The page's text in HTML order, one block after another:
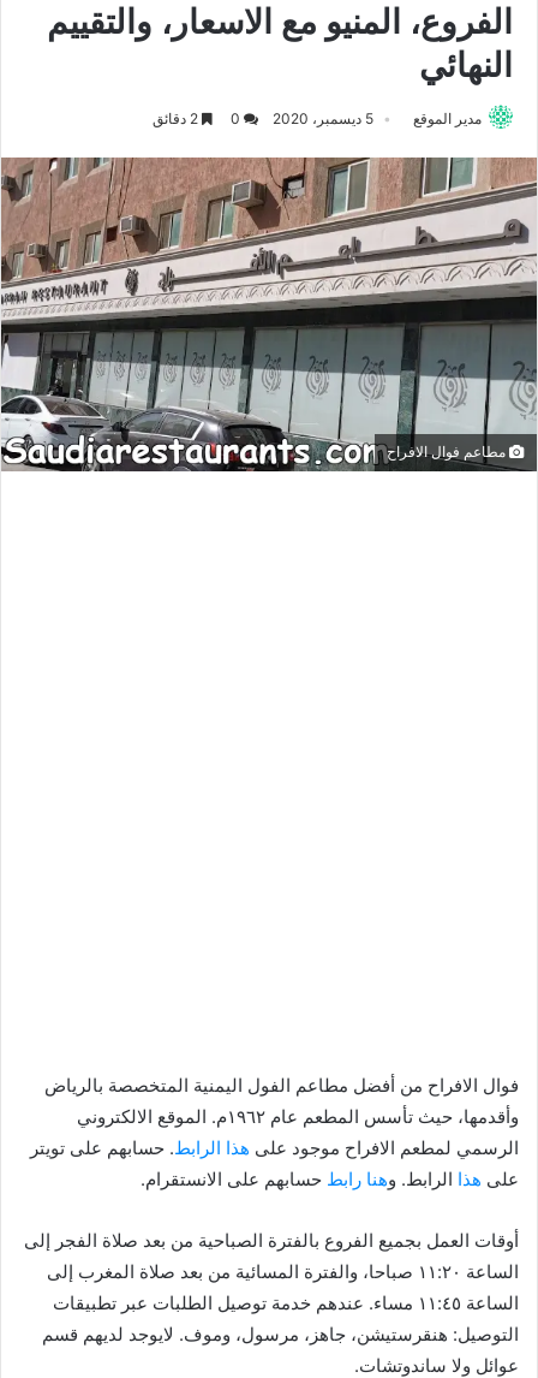
الفروع، المنيو مع الاسعار، والتقييم
النهائي
مدير الموقع 5 ديسمبر، 2020
مطاعم فوال الافراح
فوال الافراح من أفضل مطاعم الفول اليمنية المتخصصة بالرياض
وأقدمها، حيث تأسس المطعم عام ١٩٦٢م. الموقع الالكتروني
الرسمي لمطعم الافراح موجود على هذا الرابط. حسابهم على تويتر
على هذا الرابط. وهنا رابط حسابهم على الانستقرام.
أوقات العمل بجميع الفروع بالفترة الصباحية من بعد صلاة الفجر إلى
الساعة ١١:٢٠ صباحا، والفترة المسائية من بعد صلاة المغرب إلى
الساعة ١١:٤٥ مساء. عندهم خدمة توصيل الطلبات عبر تطبيقات
التوصيل: هنقرستيشن، جاهز، مرسول، وموف. لايوجد لديهم قسم
عوائل ولا ساندوتشات.